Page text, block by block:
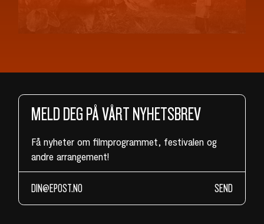
MELD DEG PÅ VÅRT NYHETSBREV
Få nyheter om filmprogrammet, festivalen og
andre arrangement!
SEND